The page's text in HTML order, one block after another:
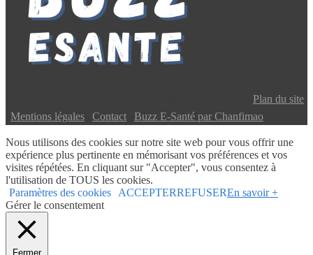
Plan du site
Mentions légales Contact Buzz E-Santé par Chanfimao
Nous utilisons des cookies sur notre site web pour vous offrir une
expérience plus pertinente en mémorisant vos préférences et vos
visites répétées. En cliquant sur "Accepter", vous consentez à
l'utilisation de TOUS les cookies.
Paramètres des cookies ACCEPTERREFUSEREn savoir +
Gérer le consentement
Fermer